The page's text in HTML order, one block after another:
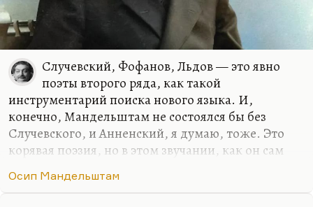
Случевский, Фофанов, Льдов — это явно
поэты второго ряда, как такой
инструментарий поиска нового языка. И,
конечно, Мандельштам не состоялся бы без
Случевского, и Анненский, я думаю, тоже. Это
корявая поэзия, но в этом звучании, как он сам
то удивительная правда. Вот его стихотворение
Осип Мандельштам